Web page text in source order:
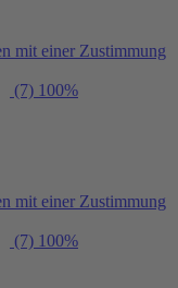
mit einer Zustimmung
(7) 100%
mit einer Zustimmung
(7) 100%